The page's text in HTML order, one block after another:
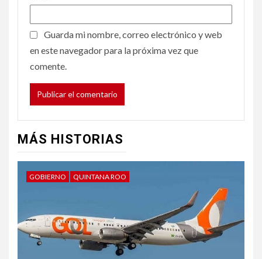
Guarda mi nombre, correo electrónico y web
en este navegador para la próxima vez que
comente.
MÁS HISTORIAS
GOBIERNO QUINTANA ROO